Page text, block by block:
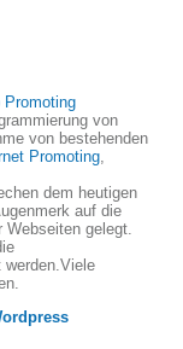
Promoting
von
von bestehenden
Promoting,
dem heutigen
auf die
gelegt.
werden.Viele